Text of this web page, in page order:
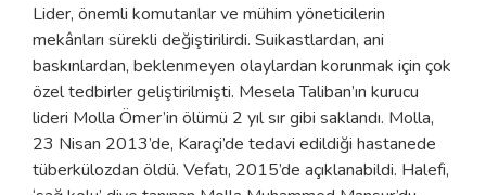
Lider, önemli komutanlar ve mühim yöneticilerin
mekânları sürekli değiştirilirdi. Suikastlardan, ani
baskınlardan, beklenmeyen olaylardan korunmak için çok
özel tedbirler geliştirilmişti. Mesela Taliban’ın kurucu
lideri Molla Ömer’in ölümü 2 yıl sır gibi saklandı. Molla,
23 Nisan 2013’de, Karaçi’de tedavi edildiği hastanede
tüberkülozdan öldü. Vefatı, 2015’de açıklanabildi. Halefi,